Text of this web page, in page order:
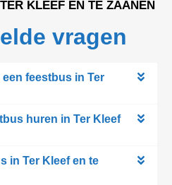
KLEEF EN TE ZAANEN
vragen
feestbus in Ter
huren in Ter Kleef
in Ter Kleef en te